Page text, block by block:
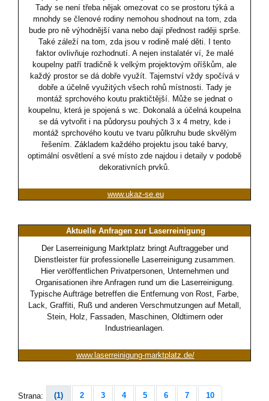
Tady se není třeba nějak omezovat co se prostoru týká a
mnohdy se členové rodiny nemohou shodnout na tom, zda
bude pro ně výhodnější vana nebo dají přednost raději sprše.
Také záleží na tom, zda jsou v rodině malé děti. I tento
faktor ovlivňuje rozhodnutí. A nejen instalatér ví, že malé
koupelny patří tradičně k velkým projektovým oříškům, ale
každý prostor se dá dobře využít. Tajemství vždy spočívá v
dobře a účelně využitých všech rohů místnosti. Tady je
montáž sprchového koutu praktičtější. Může se jednat o
koupelnu, která je spojená s wc. Dokonalá a účelná koupelna
se dá vytvořit i na půdorysu pouhých 3 x 4 metry, kde i
montáž sprchového koutu ve tvaru půlkruhu bude skvělým
řešením. Základem každého projektu jsou také barvy,
optimální osvětlení a své místo zde najdou i detaily v podobě
dekorativních prvků.
www.ukaz-se.eu
Aktuelle Anfragen zur Laserreinigung
Der Laserreinigung Marktplatz bringt Auftraggeber und
Dienstleister für professionelle Laserreinigung zusammen.
Hier veröffentlichen Privatpersonen, Unternehmen und
Organisationen ihre Anfragen rund um die Laserreinigung.
Typische Aufträge betreffen die Entfernung von Rost, Farbe,
Lack, Graffiti, Ruß und anderen Verschmutzungen auf Metall,
Stein, Holz, Fassaden, Maschinen, Oldtimern oder
Industrieanlagen.
www.laserreinigung-marktplatz.de/
Strana: (1) 2 3 4 5 6 7 10